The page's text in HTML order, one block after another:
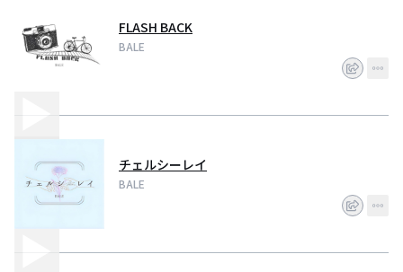
FLASH BACK
BALE
チェルシーレイ
BALE